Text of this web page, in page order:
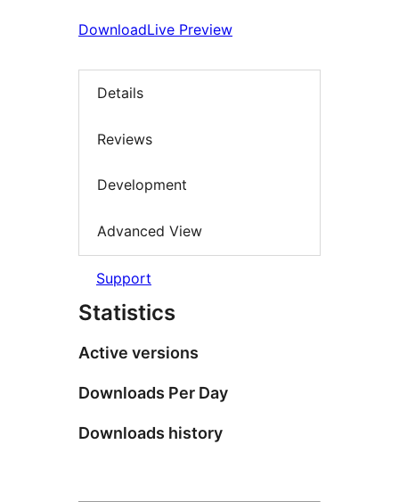
DownloadLive Preview
Details
Reviews
Development
Advanced View
Support
Statistics
Active versions
Downloads Per Day
Downloads history